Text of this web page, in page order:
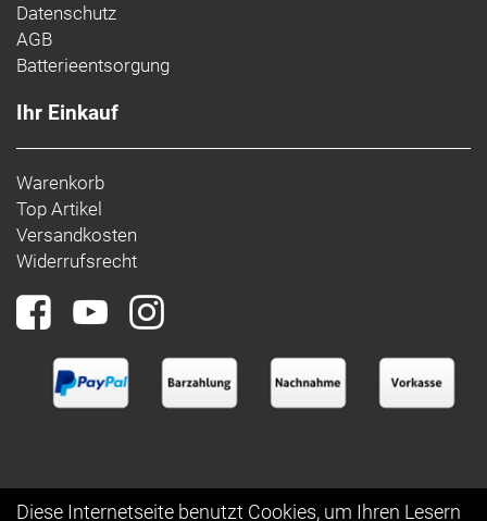
Datenschutz
AGB
Batterieentsorgung
Ihr Einkauf
Warenkorb
Top Artikel
Versandkosten
Widerrufsrecht
Diese Internetseite benutzt Cookies, um Ihren Lesern